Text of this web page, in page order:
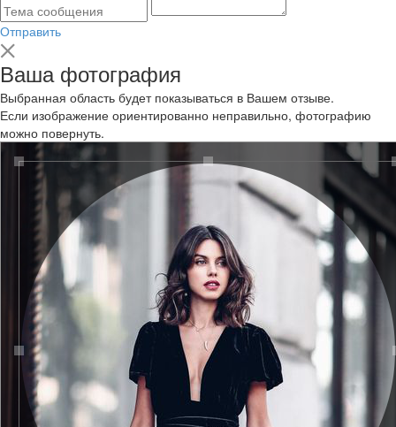
Отправить
Ваша фотография
Выбранная область будет показываться в Вашем отзыве.
Если изображение ориентированно неправильно, фотографию
можно повернуть.